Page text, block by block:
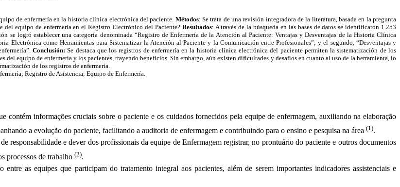
de enfermería en la historia clínica electrónica del paciente. Métodos: Se trata de una revisión integradora de la literatura, basada en la pregunta
del equipo de enfermería en el Registro Electrónico del Paciente? Resultados: A través de la búsqueda en las bases de datos se identificaron 1.253
se logró establecer una categoría denominada “Registro de Enfermería de la Atención al Paciente: Ventajas y Desventajas de la Historia Clínica
Electrónica como Herramientas para Sistematizar la Atención al Paciente y la Comunicación entre Profesionales”; y el segundo, “Desventajas y
Conclusión: Se destaca que los registros de enfermería en la historia clínica electrónica del paciente permiten la sistematización de los
equipo de enfermería y los pacientes, trayendo beneficios. Sin embargo, aún existen dificultades y desafíos en cuanto al uso de la herramienta, lo
de los registros de enfermería.
Registro de Asistencia; Equipo de Enfermería.
contém informações cruciais sobre o paciente e os cuidados fornecidos pela equipe de enfermagem, auxiliando na elaboração
a evolução do paciente, facilitando a auditoria de enfermagem e contribuindo para o ensino e pesquisa na área (1).
responsabilidade e dever dos profissionais da equipe de Enfermagem registrar, no prontuário do paciente e outros documentos
processos de trabalho (2).
as equipes que participam do tratamento integral aos pacientes, além de serem importantes indicadores assistenciais e